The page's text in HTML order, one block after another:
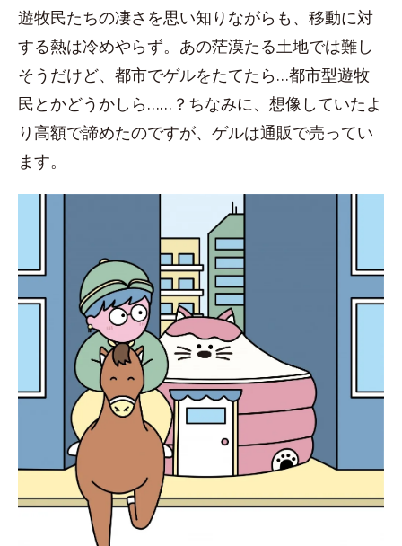
遊牧民たちの凄さを思い知りながらも、移動に対
する熱は冷めやらず。あの茫漠たる土地では難し
そうだけど、都市でゲルをたてたら…都市型遊牧
民とかどうかしら……？ちなみに、想像していたよ
り高額で諦めたのですが、ゲルは通販で売ってい
ます。